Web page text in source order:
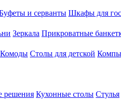
и серванты Шкафы для
Зеркала Прикроватные
Комоды Столы для детской
решения Кухонные столы Стулья